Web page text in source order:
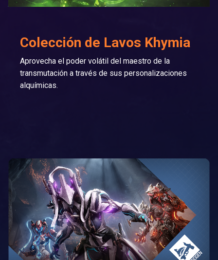
Colección de Lavos Khymia
Aprovecha el poder volátil del maestro de la
transmutación a través de sus personalizaciones
alquímicas.